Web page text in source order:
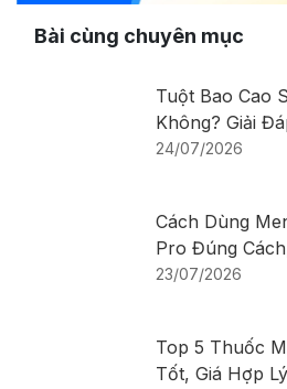
Bài cùng chuyên mục
Tuột Bao Cao
Không? Giải
24/07/2026
Cách Dùng
Pro Đúng
23/07/2026
Top 5 Thuốc
Tốt, Giá Hợp Lý